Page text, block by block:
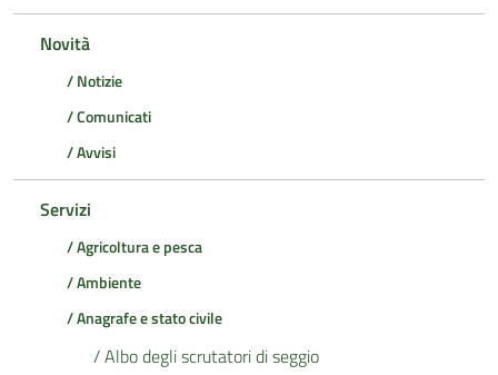
Novità
/ Notizie
/ Comunicati
/ Avvisi
Servizi
/ Agricoltura e pesca
/ Ambiente
/ Anagrafe e stato civile
/ Albo degli scrutatori di seggio